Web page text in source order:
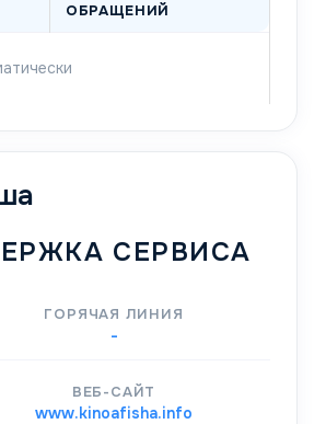
ОБРАЩЕНИЙ
СЕРВИСА
ГОРЯЧАЯ ЛИНИЯ
-
ВЕБ-САЙТ
www.kinoafisha.info